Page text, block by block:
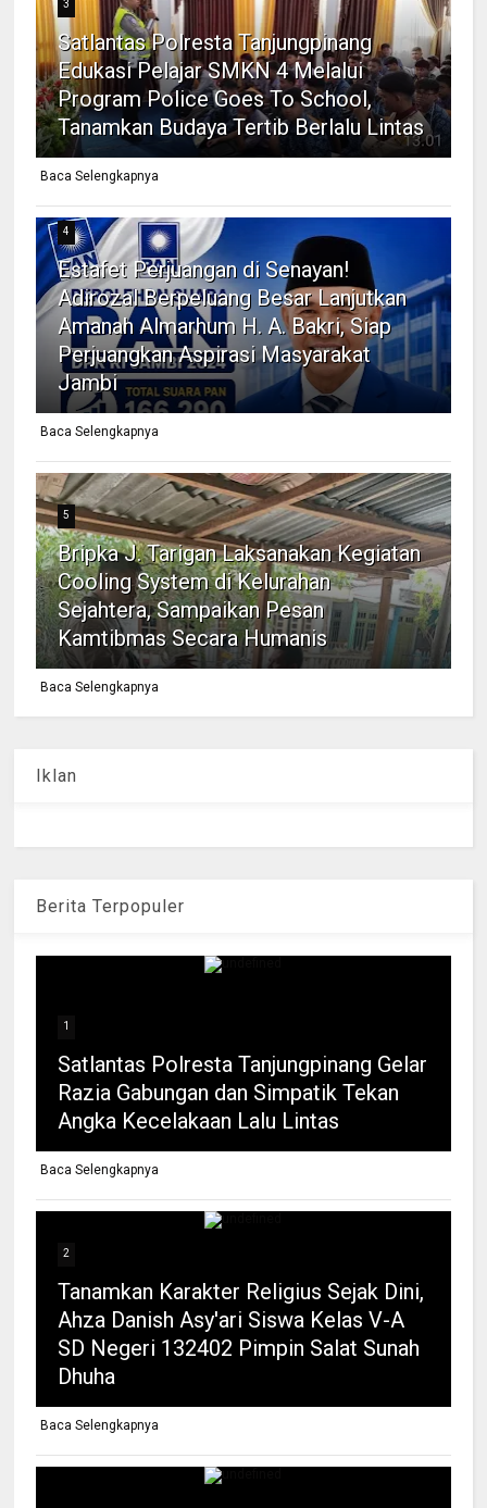
3
Satlantas Polresta Tanjungpinang
Edukasi Pelajar SMKN 4 Melalui
Program Police Goes To School,
Tanamkan Budaya Tertib Berlalu Lintas
Baca Selengkapnya
4
Estafet Perjuangan di Senayan!
Adirozal Berpeluang Besar Lanjutkan
Amanah Almarhum H. A. Bakri, Siap
Perjuangkan Aspirasi Masyarakat
Jambi
Baca Selengkapnya
5
Bripka J. Tarigan Laksanakan Kegiatan
Cooling System di Kelurahan
Sejahtera, Sampaikan Pesan
Kamtibmas Secara Humanis
Baca Selengkapnya
Iklan
Berita Terpopuler
1
Satlantas Polresta Tanjungpinang Gelar
Razia Gabungan dan Simpatik Tekan
Angka Kecelakaan Lalu Lintas
Baca Selengkapnya
2
Tanamkan Karakter Religius Sejak Dini,
Ahza Danish Asy'ari Siswa Kelas V-A
SD Negeri 132402 Pimpin Salat Sunah
Dhuha
Baca Selengkapnya